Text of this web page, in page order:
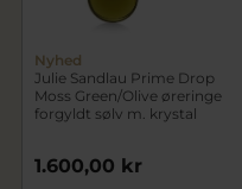
Nyhed
Julie Sandlau Prime Drop
Moss Green/Olive øreringe
forgyldt sølv m. krystal
1.600,00 kr